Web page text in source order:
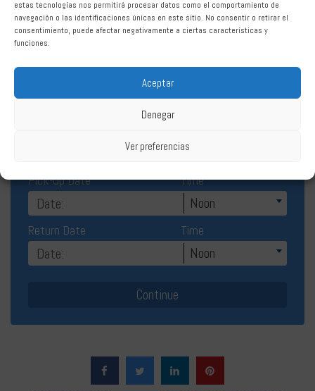
estas tecnologías nos permitirá procesar datos como el comportamiento de
navegación o las identificaciones únicas en este sitio. No consentir o retirar el
consentimiento, puede afectar negativamente a ciertas características y
funciones.
Aceptar
Denegar
Ver preferencias
Car Hire Benahavis
Pick-Up Date Time
Noon
Return Date Time
Noon